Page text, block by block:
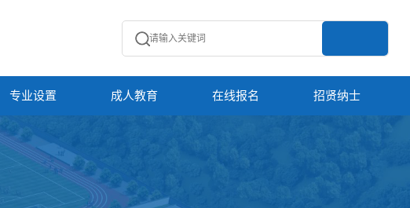
专业设置 成人教育 在线报名 招贤纳士